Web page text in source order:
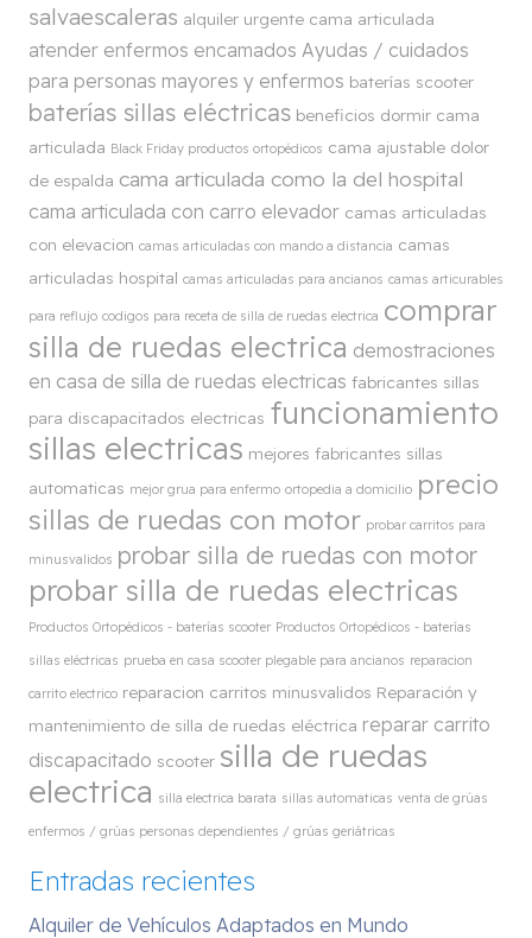
salvaescaleras alquiler urgente cama articulada
atender enfermos encamados Ayudas / cuidados
para personas mayores y enfermos baterías scooter
baterías sillas eléctricas beneficios dormir cama
articulada Black Friday productos ortopédicos cama ajustable dolor
de espalda cama articulada como la del hospital
cama articulada con carro elevador camas articuladas
con elevacion camas articuladas con mando a distancia camas
articuladas hospital camas articuladas para ancianos camas articurables
para reflujo codigos para receta de silla de ruedas electrica comprar
silla de ruedas electrica demostraciones
en casa de silla de ruedas electricas fabricantes sillas
para discapacitados electricas funcionamiento
sillas electricas mejores fabricantes sillas
automaticas mejor grua para enfermo ortopedia a domicilio precio
sillas de ruedas con motor probar carritos para
minusvalidos probar silla de ruedas con motor
probar silla de ruedas electricas
Productos Ortopédicos - baterías scooter Productos Ortopédicos - baterías
sillas eléctricas prueba en casa scooter plegable para ancianos reparacion
carrito electrico reparacion carritos minusvalidos Reparación y
mantenimiento de silla de ruedas eléctrica reparar carrito
discapacitado scooter silla de ruedas
electrica silla electrica barata sillas automaticas venta de grúas
enfermos / grúas personas dependientes / grúas geriátricas
Entradas recientes
Alquiler de Vehículos Adaptados en Mundo